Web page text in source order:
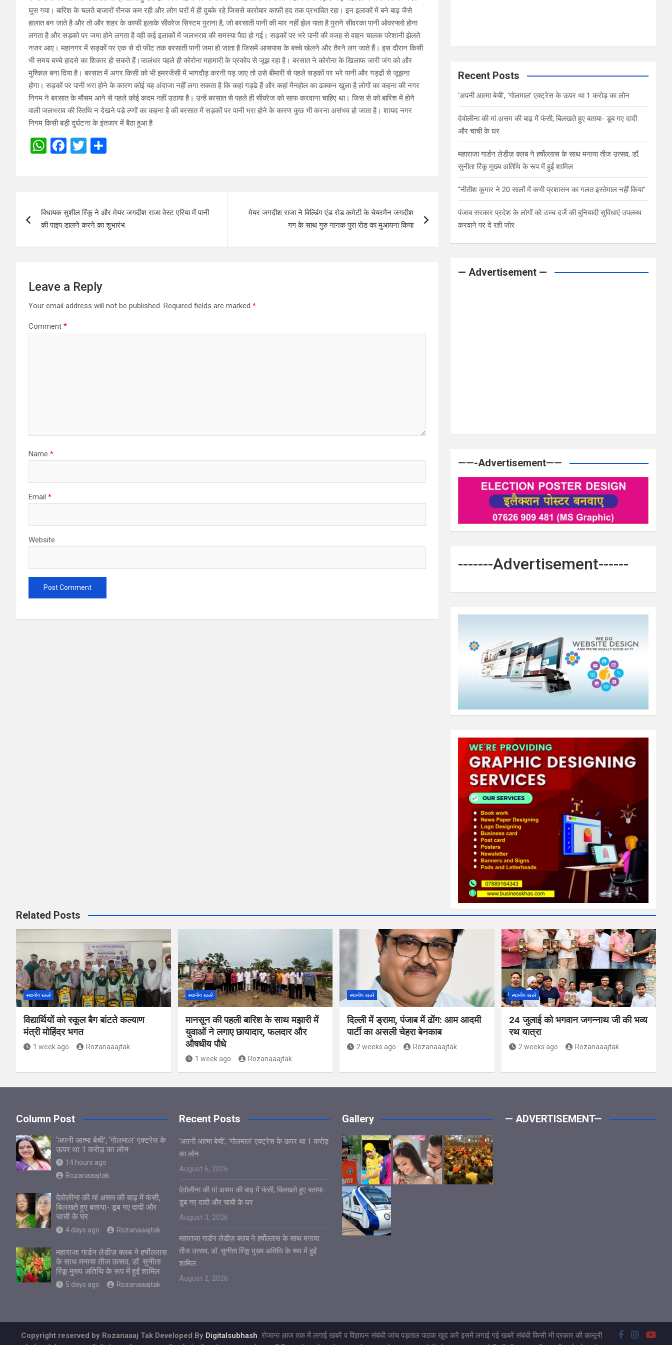
घुस गया। बारिश के चलते बाजारों रौनक कम रही और लोग घरों में ही दुबके रहे जिससे कारोबार काफी हद तक प्रभावित रहा। इन इलाकों में बने बाढ़ जैसे
हालात बन जाते है और तो और शहर के काफी इलाके सीवरेज सिस्टम पुराना है, जो बरसाती पानी की मार नहीं झेल पाता है पुराने सीवरका पानी ओवरफ्लो होना
लगता है और सड़को पर जमा होने लगता है वही कई इलाकों में जलभराव की समस्या पैदा हो गई। सड़कों पर भरे पानी की वजह से वाहन चालक परेशानी झेलते
नजर आए। महानगर में सड़कों पर एक से दो फीट तक बरसाती पानी जमा हो जाता है जिसमें आसपास के बच्चे खेलने और तैरने लग जाते हैं। इस दौरान किसी
भी समय बच्चे हादसे का शिकार हो सकते हैं।जालंधर पहले ही कोरोना महामारी के प्रकोप से जूझ रहा है। बरसात ने कोरोना के खिलाफ जारी जंग को और
मुश्किल बना दिया है। बरसात में अगर किसी को भी इमरजेंसी में भागदौड़ करनी पड़ जाए तो उसे बीमारी से पहले सड़कों पर भरे पानी और गड्ढों से जूझना
होगा। सड़कों पर पानी भरा होने के कारण कोई यह अंदाजा नहीं लगा सकता है कि कहां गड्ढे हैं और कहां मैनहोल का ढक्कन खुला है लोगों का कहना की नगर
निगम ने बरसात के मौसम आने से पहले कोई कदम नहीं उठाया है। उन्हें बरसात से पहले ही सीवरेज को साफ करवाना चाहिए था। जिस से को बारिश में होने
वाली जलभराव की स्तिथि न देखने पड़े ल्प्गों का कहना है की बरसात में सड़कों पर पानी भरा होने के कारण कुछ भी करना असंभव हो जाता है। शायद नगर
निगम किसी बड़ी दुर्घटना के इंतजार में बैठा हुआ है
W
at
A
p
p
F
ce
o
o
k
T
tt ar
navigation
विधायक सुशील रिंकू ने और मेयर जगदीश राजा वेस्ट एरिया में पानी
की पाइप डालने करने का शुभारंभ
मेयर जगदीश राजा ने बिल्डिंग एंड रोड कमेटी के चेयरमैन जगदीश
गग के साथ गुरु नानक पुरा रोड का मुआयना किया
Leave a Reply
Your email address will not be published. Required fields are marked *
Comment *
Name *
Email *
Website
Recent Posts
‘अपनी आत्मा बेची’, ‘गोलमाल’ एक्ट्रेस के ऊपर था 1 करोड़ का लोन
देवोलीना की मां असम की बाढ़ में फंसी, बिलखते हुए बताया- डूब गए दादी
और चाची के घर
महाराजा गार्डन लेडीज़ क्लब ने हर्षोल्लास के साथ मनाया तीज उत्सव, डॉ.
सुनीता रिंकू मुख्य अतिथि के रूप में हुईं शामिल
“नीतीश कुमार ने 20 सालों में कभी प्रशासन का गलत इस्तेमाल नहीं किया”
पंजाब सरकार प्रदेश के लोगों को उच्च दर्जे की बुनियादी सुविधाएं उपलब्ध
करवाने पर दे रही जोर
— Advertisement —
——-Advertisement——
-------Advertisement------
Related Posts
स्थानीय खबरें
विद्यार्थियों को स्कूल बैग बांटते कल्याण
मंत्री मोहिंदर भगत
1 week ago Rozanaaajtak
स्थानीय खबरें
मानसून की पहली बारिश के साथ मझारी में
युवाओं ने लगाए छायादार, फलदार और
औषधीय पौधे
1 week ago Rozanaaajtak
स्थानीय खबरें
दिल्ली में ड्रामा, पंजाब में ढोंग: आम आदमी
पार्टी का असली चेहरा बेनकाब
2 weeks ago Rozanaaajtak
स्थानीय खबरें
24 जुलाई को भगवान जगन्नाथ जी की भव्य
रथ यात्रा
2 weeks ago Rozanaaajtak
Column Post
‘अपनी आत्मा बेची’, ‘गोलमाल’ एक्ट्रेस के
ऊपर था 1 करोड़ का लोन
14 hours ago
Rozanaaajtak
देवोलीना की मां असम की बाढ़ में फंसी,
बिलखते हुए बताया- डूब गए दादी और
चाची के घर
4 days ago Rozanaaajtak
महाराजा गार्डन लेडीज़ क्लब ने हर्षोल्लास
के साथ मनाया तीज उत्सव, डॉ. सुनीता
रिंकू मुख्य अतिथि के रूप में हुईं शामिल
5 days ago Rozanaaajtak
Recent Posts
‘अपनी आत्मा बेची’, ‘गोलमाल’ एक्ट्रेस के ऊपर था 1 करोड़
का लोन
August 6, 2026
देवोलीना की मां असम की बाढ़ में फंसी, बिलखते हुए बताया-
डूब गए दादी और चाची के घर
August 3, 2026
महाराजा गार्डन लेडीज़ क्लब ने हर्षोल्लास के साथ मनाया
तीज उत्सव, डॉ. सुनीता रिंकू मुख्य अतिथि के रूप में हुईं
शामिल
August 2, 2026
Gallery — ADVERTISEMENT—
Copyright reserved by Rozanaaaj Tak Developed By Digitalsubhash रोजाना आज तक में लगाई खबरें व विज्ञापन संबंधी जांच पड़ताल पाठक खुद करें इसमें लगाई गई खबरें संबंधी किसी भी प्रकार की कानूनी